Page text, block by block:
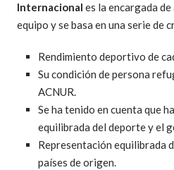
Internacional es la encargada
equipo y se basa en una serie de
Rendimiento deportivo de
Su condición de persona
ACNUR.
Se ha tenido en cuenta que
equilibrada del deporte y el
Representación equilibrada
países de origen.